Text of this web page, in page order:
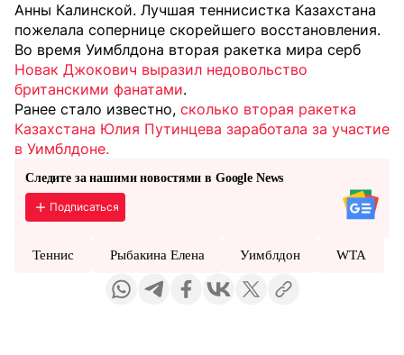
Анны Калинской. Лучшая теннисистка Казахстана
пожелала сопернице скорейшего восстановления.
Во время Уимблдона вторая ракетка мира серб
Новак Джокович выразил недовольство
британскими фанатами.
Ранее стало известно, сколько вторая ракетка
Казахстана Юлия Путинцева заработала за участие
в Уимблдоне.
Следите за нашими новостями в Google News
Подписаться
Теннис Рыбакина Елена Уимблдон WTA